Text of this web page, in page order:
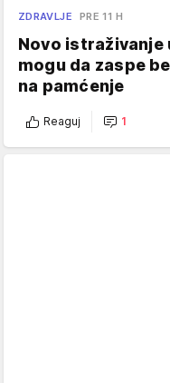
ZDRAVLJE PRE 11 H
Novo istraživanje
mogu da zaspe
na pamćenje
Reaguj 1